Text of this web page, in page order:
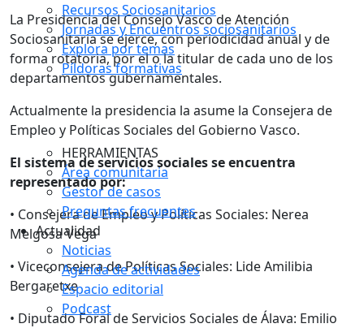
Recursos Sociosanitarios
Jornadas y Encuentros sociosanitarios
Explora por temas
Píldoras formativas
HERRAMIENTAS
Área comunitaria
Gestor de casos
Preguntas frecuentes
Actualidad
Noticias
Agenda de actividades
Espacio editorial
Podcast
La Presidencia del Consejo Vasco de Atención
Sociosanitaria se ejerce, con periodicidad anual y de
forma rotatoria, por el o la titular de cada uno de los
departamentos gubernamentales.
Actualmente la presidencia la asume la Consejera de
Empleo y Políticas Sociales del Gobierno Vasco.
El sistema de servicios sociales se encuentra
representado por:
• Consejera de Empleo y Políticas Sociales: Nerea
Melgosa Vega
• Viceconsejera de Políticas Sociales: Lide Amilibia
Bergaretxe
• Diputado Foral de Servicios Sociales de Álava: Emilio